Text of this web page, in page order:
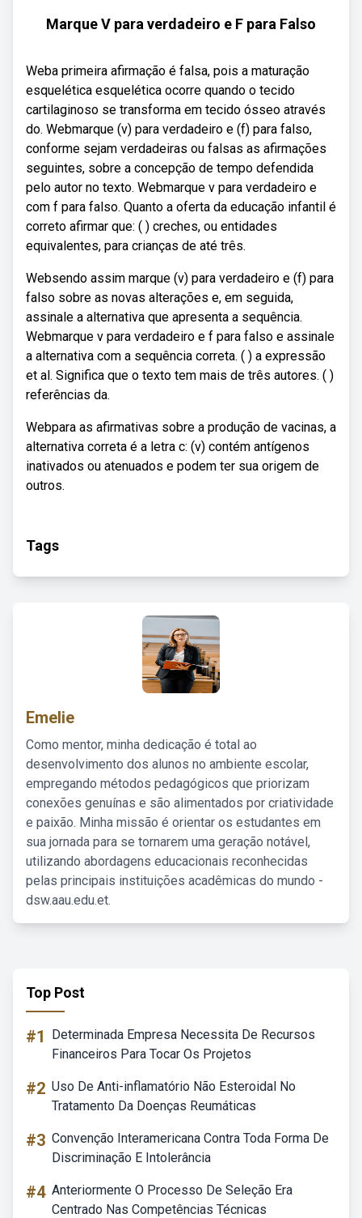
Marque V para verdadeiro e F para Falso
Weba primeira afirmação é falsa, pois a maturação
esquelética esquelética ocorre quando o tecido
cartilaginoso se transforma em tecido ósseo através
do. Webmarque (v) para verdadeiro e (f) para falso,
conforme sejam verdadeiras ou falsas as afirmações
seguintes, sobre a concepção de tempo defendida
pelo autor no texto. Webmarque v para verdadeiro e
com f para falso. Quanto a oferta da educação infantil é
correto afirmar que: ( ) creches, ou entidades
equivalentes, para crianças de até três.
Websendo assim marque (v) para verdadeiro e (f) para
falso sobre as novas alterações e, em seguida,
assinale a alternativa que apresenta a sequência.
Webmarque v para verdadeiro e f para falso e assinale
a alternativa com a sequência correta. ( ) a expressão
et al. Significa que o texto tem mais de três autores. ( )
referências da.
Webpara as afirmativas sobre a produção de vacinas, a
alternativa correta é a letra c: (v) contém antígenos
inativados ou atenuados e podem ter sua origem de
outros.
Tags
Emelie
Como mentor, minha dedicação é total ao
desenvolvimento dos alunos no ambiente escolar,
empregando métodos pedagógicos que priorizam
conexões genuínas e são alimentados por criatividade
e paixão. Minha missão é orientar os estudantes em
sua jornada para se tornarem uma geração notável,
utilizando abordagens educacionais reconhecidas
pelas principais instituições acadêmicas do mundo -
dsw.aau.edu.et.
Top Post
#1
Determinada Empresa Necessita De Recursos
Financeiros Para Tocar Os Projetos
#2 Uso De Anti-inflamatório Não Esteroidal No
Tratamento Da Doenças Reumáticas
#3 Convenção Interamericana Contra Toda Forma De
Discriminação E Intolerância
#4 Anteriormente O Processo De Seleção Era
Centrado Nas Competências Técnicas